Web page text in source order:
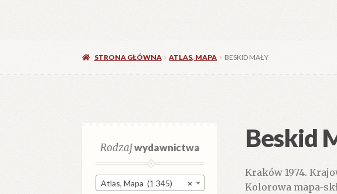
STRONA GŁÓWNA ATLAS, MAPA BESKID MAŁY
Beskid
Kraków 1974.
Kolorowa mapa-
Rodzajwydawnictwa
×
Atlas, Mapa (1 345)